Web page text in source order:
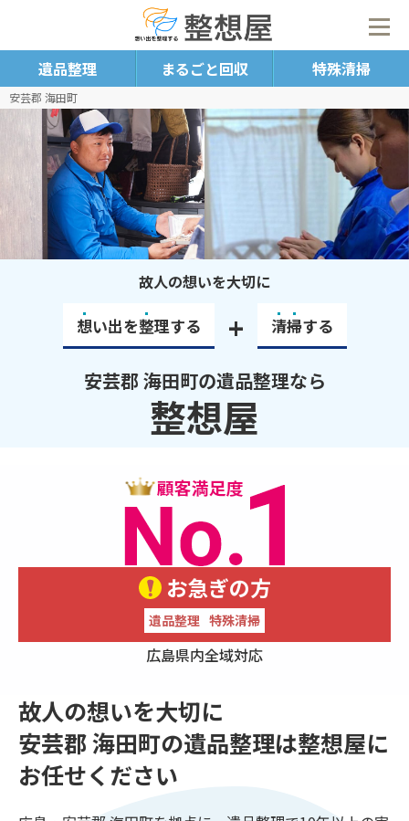
遺品整理 まるごと回収 特殊清掃
安芸郡 海田町
故人の想いを大切に
想い出を整理する + 清掃する
安芸郡 海田町の遺品整理なら
整想屋
お急ぎの方
遺品整理 特殊清掃
広島県内全域対応
故人の想いを大切に
安芸郡 海田町の遺品整理は整想屋に
お任せください